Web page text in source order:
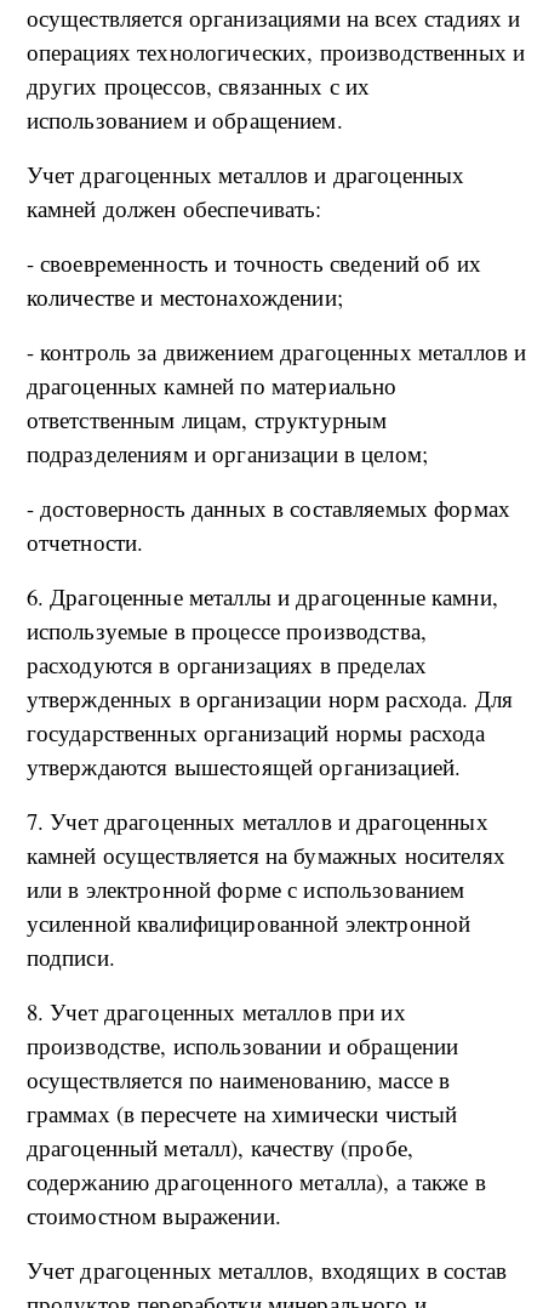
осуществляется организациями на всех стадиях и
операциях технологических, производственных и
других процессов, связанных с их
использованием и обращением.
Учет драгоценных металлов и драгоценных
камней должен обеспечивать:
- своевременность и точность сведений об их
количестве и местонахождении;
- контроль за движением драгоценных металлов и
драгоценных камней по материально
ответственным лицам, структурным
подразделениям и организации в целом;
- достоверность данных в составляемых формах
отчетности.
6. Драгоценные металлы и драгоценные камни,
используемые в процессе производства,
расходуются в организациях в пределах
утвержденных в организации норм расхода. Для
государственных организаций нормы расхода
утверждаются вышестоящей организацией.
7. Учет драгоценных металлов и драгоценных
камней осуществляется на бумажных носителях
или в электронной форме с использованием
усиленной квалифицированной электронной
подписи.
8. Учет драгоценных металлов при их
производстве, использовании и обращении
осуществляется по наименованию, массе в
граммах (в пересчете на химически чистый
драгоценный металл), качеству (пробе,
содержанию драгоценного металла), а также в
стоимостном выражении.
Учет драгоценных металлов, входящих в состав